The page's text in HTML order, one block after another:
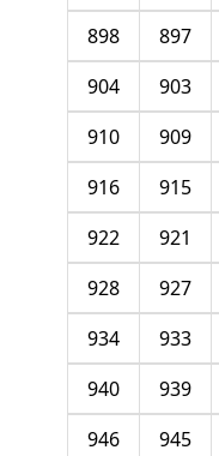
897
898
903
904
909
910
915
916
921
922
927
928
933
934
939
940
945
946